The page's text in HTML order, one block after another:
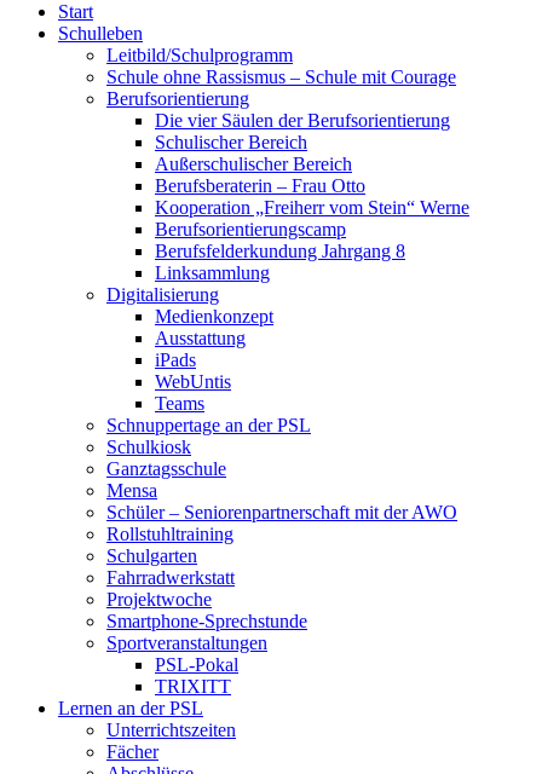
Start
Schulleben
Leitbild/Schulprogramm
Schule ohne Rassismus – Schule mit Courage
Berufsorientierung
Die vier Säulen der Berufsorientierung
Schulischer Bereich
Außerschulischer Bereich
Berufsberaterin – Frau Otto
Kooperation „Freiherr vom Stein“ Werne
Berufsorientierungscamp
Berufsfelderkundung Jahrgang 8
Linksammlung
Digitalisierung
Medienkonzept
Ausstattung
iPads
WebUntis
Teams
Schnuppertage an der PSL
Schulkiosk
Ganztagsschule
Mensa
Schüler – Seniorenpartnerschaft mit der AWO
Rollstuhltraining
Schulgarten
Fahrradwerkstatt
Projektwoche
Smartphone-Sprechstunde
Sportveranstaltungen
PSL-Pokal
TRIXITT
Lernen an der PSL
Unterrichtszeiten
Fächer